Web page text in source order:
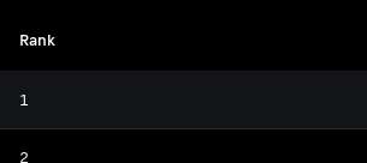
Rank
1
2